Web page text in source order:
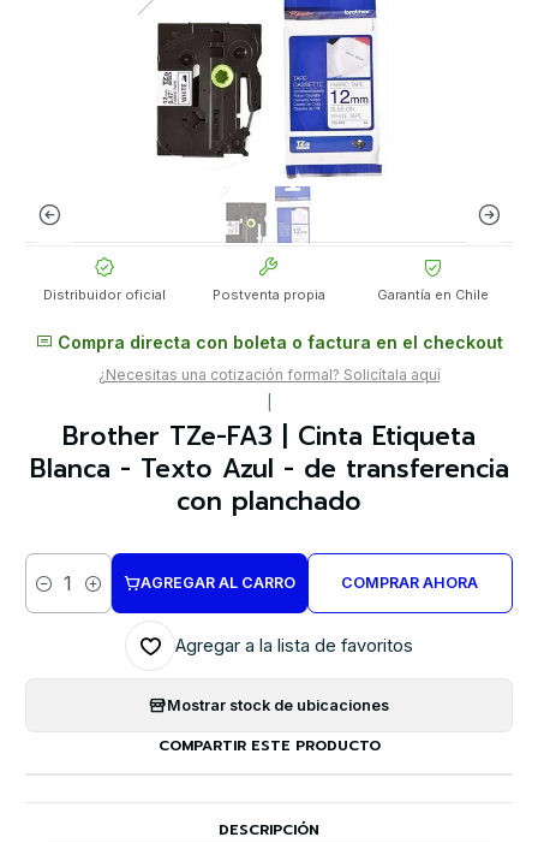
Distribuidor oficial Postventa propia Garantía en Chile
Compra directa con boleta o factura en el checkout
¿Necesitas una cotización formal? Solicítala aquí
Brother TZe-FA3 | Cinta Etiqueta
Blanca - Texto Azul - de transferencia
con planchado
Cantidad
AGREGAR AL CARRO COMPRAR AHORA
Agregar a la lista de favoritos
Mostrar stock de ubicaciones
COMPARTIR ESTE PRODUCTO
DESCRIPCIÓN